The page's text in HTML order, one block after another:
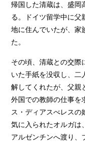
帰国した清蔵は、盛岡
る。ドイツ留学中に父
地に住んでいたが、家
た。
その頃、清蔵との交際
いた手紙を没収し、二
解してくれたが、父親
外国での教師の仕事を
ス・ディアスべレスの
気に入られたオルガは
アルゼンチンへ渡り、